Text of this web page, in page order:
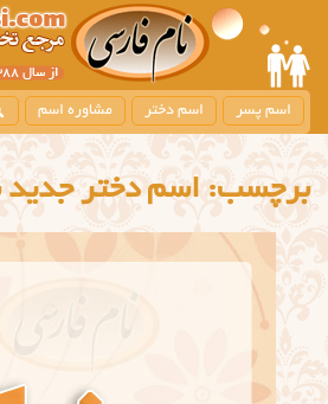
m
i
c
n
t
اسم پسر اسم دختر مشاوره اسم
برچسب:اسم دختر جدید